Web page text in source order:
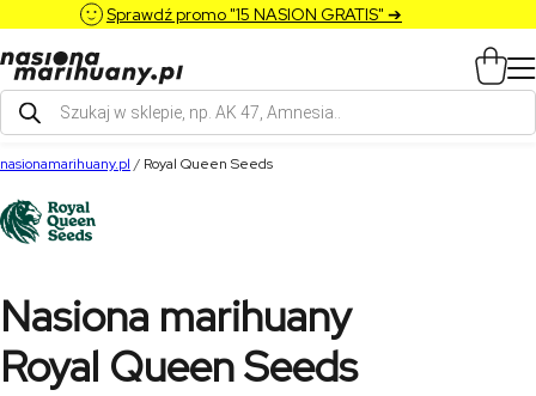
Sprawdź promo "15 NASION GRATIS" ➔
Wyszukiwarka
produktów
nasionamarihuany.pl / Royal Queen Seeds
Nasiona marihuany
Royal Queen Seeds